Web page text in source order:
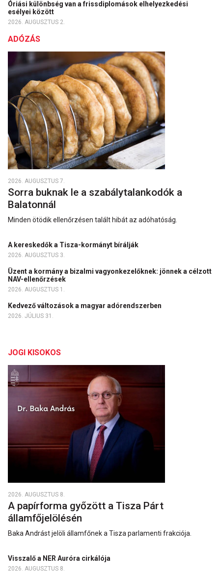
Óriási különbség van a frissdiplomások elhelyezkedési
esélyei között
2026. AUGUSZTUS 2.
ADÓZÁS
2026. AUGUSZTUS 7.
Sorra buknak le a szabálytalankodók a
Balatonnál
Minden ötödik ellenőrzésen talált hibát az adóhatóság.
A kereskedők a Tisza-kormányt bírálják
2026. AUGUSZTUS 3.
Üzent a kormány a bizalmi vagyonkezelőknek: jönnek a célzott
NAV-ellenőrzések
2026. AUGUSZTUS 1.
Kedvező változások a magyar adórendszerben
2026. JÚLIUS 31.
JOGI KISOKOS
2026. AUGUSZTUS 8.
A papírforma győzött a Tisza Párt
államfőjelölésén
Baka Andrást jelöli államfőnek a Tisza parlamenti frakciója.
Visszalő a NER Auróra cirkálója
2026. AUGUSZTUS 8.